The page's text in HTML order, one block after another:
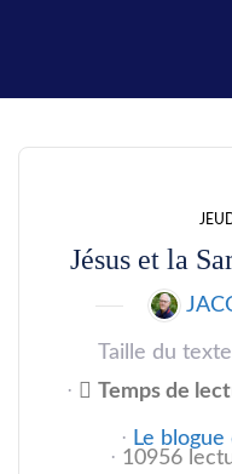
Jésus et la
Taille du
Temps de
Le
10956